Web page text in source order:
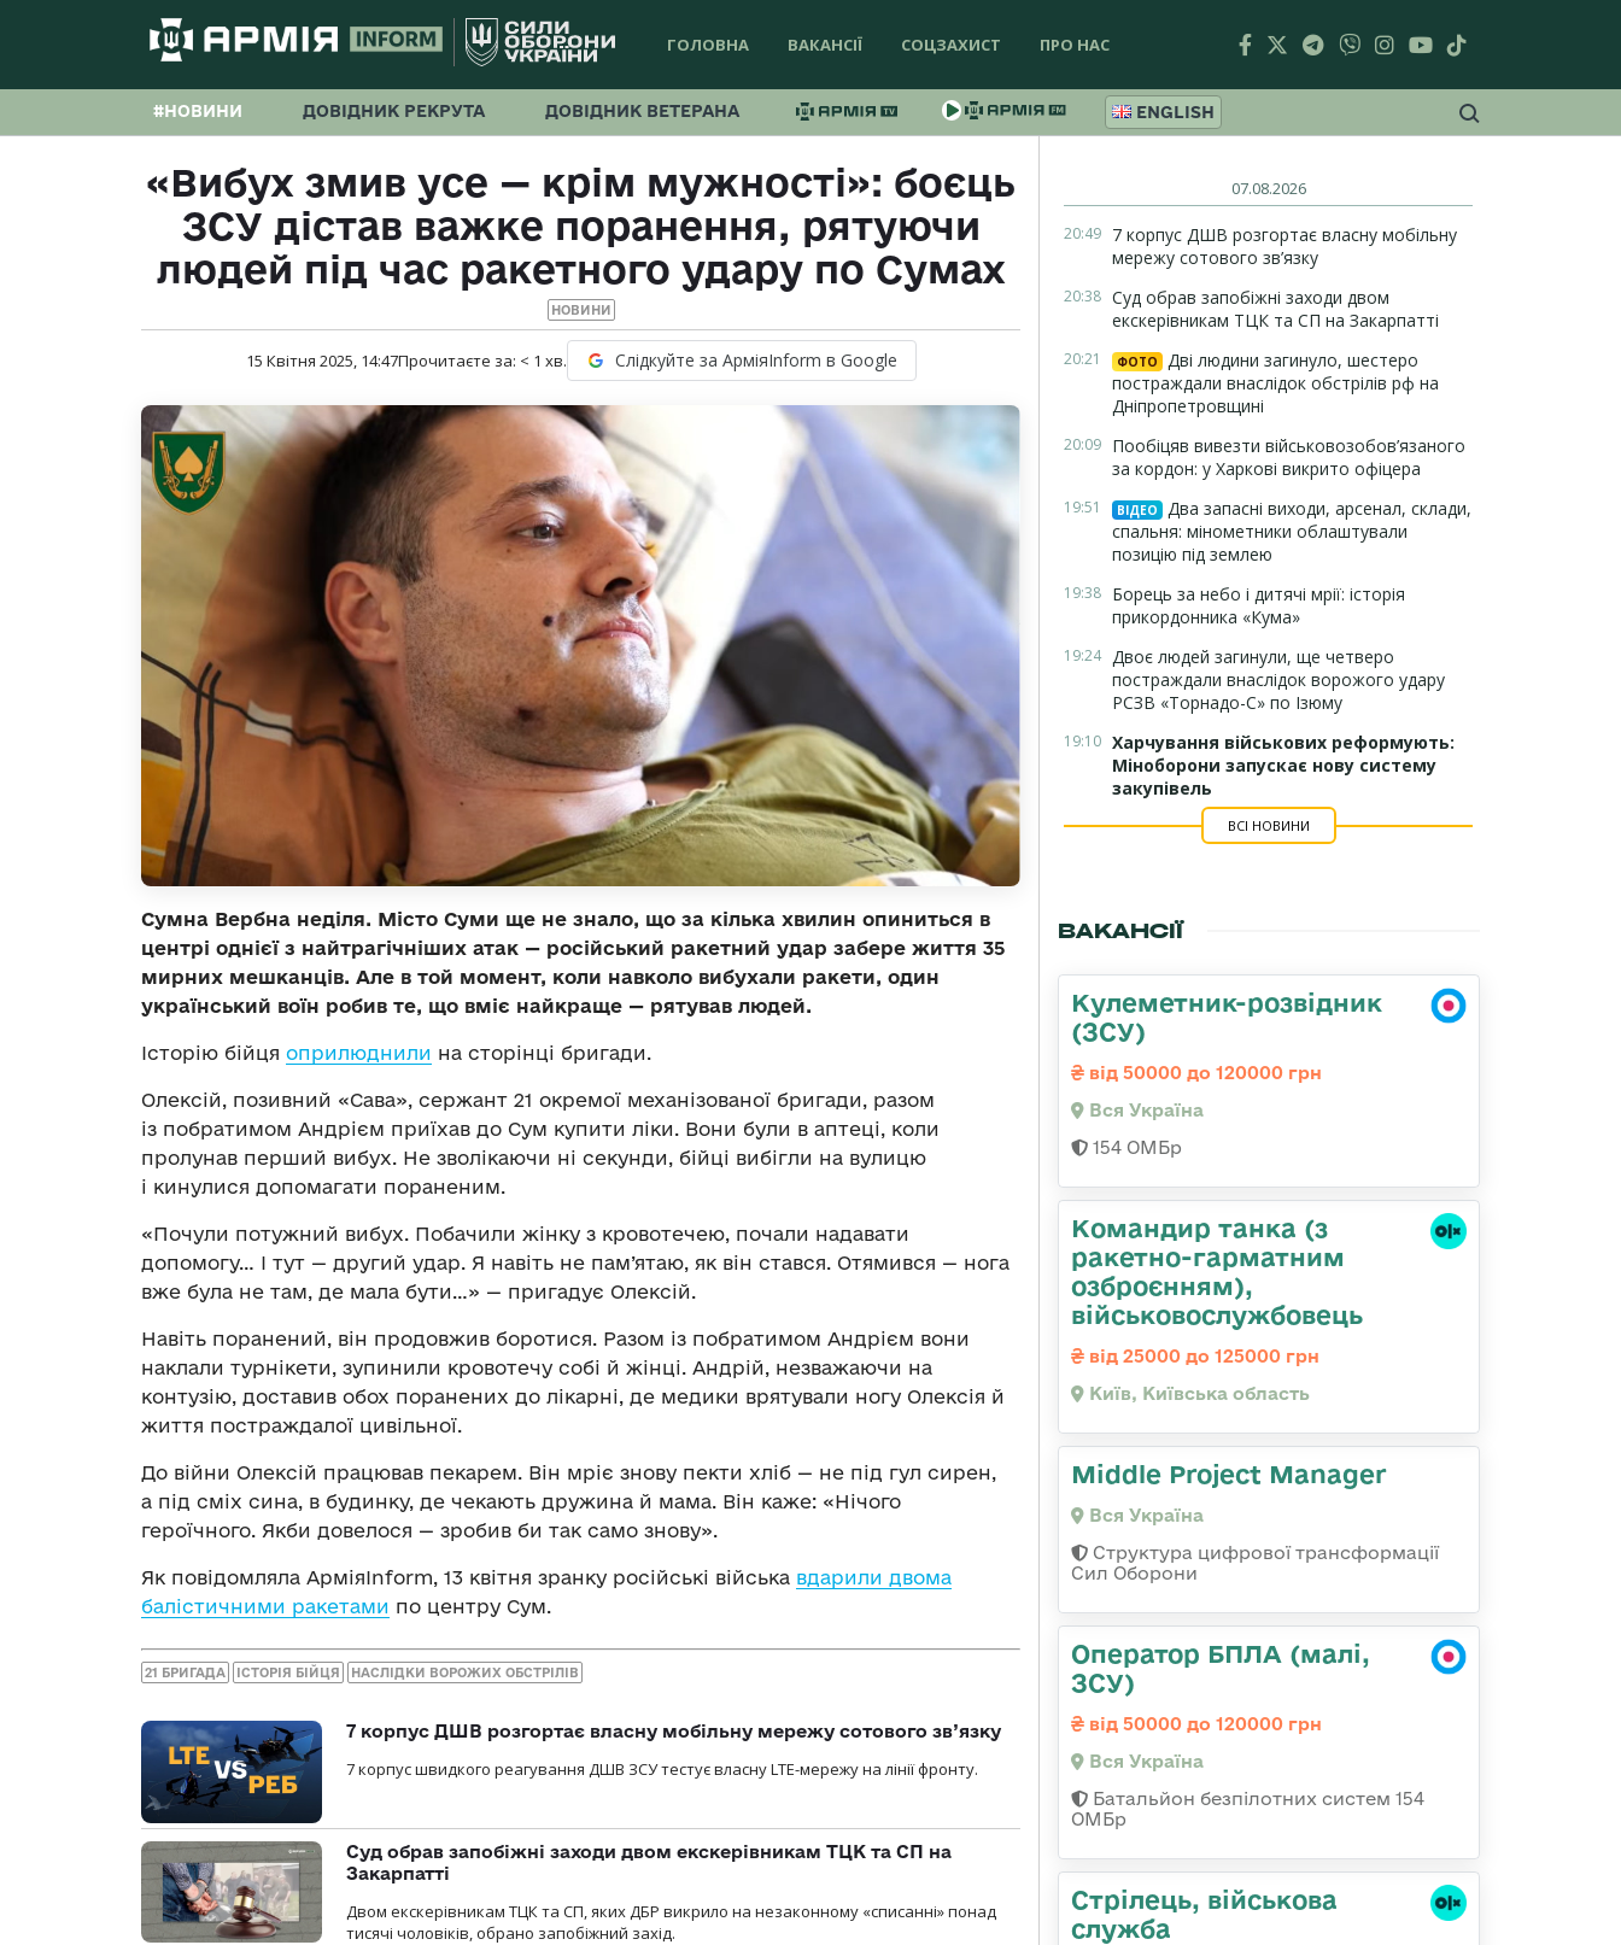
ГОЛОВНА ВАКАНСІЇ СОЦЗАХИСТ ПРО НАС
#НОВИНИ ДОВІДНИК РЕКРУТА ДОВІДНИК ВЕТЕРАНА ENGLISH
«Вибух змив усе — крім мужності»: боєць
ЗСУ дістав важке поранення, рятуючи
людей під час ракетного удару по Сумах
НОВИНИ
15 Квітня 2025, 14:47Прочитаєте за: < 1 хв. Слідкуйте за АрміяInform в Google
Сумна Вербна неділя. Місто Суми ще не знало, що за кілька хвилин опиниться в
центрі однієї з найтрагічніших атак — російський ракетний удар забере життя 35
мирних мешканців. Але в той момент, коли навколо вибухали ракети, один
український воїн робив те, що вміє найкраще — рятував людей.
Історію бійця оприлюднили на сторінці бригади.
Олексій, позивний «Сава», сержант 21 окремої механізованої бригади, разом
із побратимом Андрієм приїхав до Сум купити ліки. Вони були в аптеці, коли
пролунав перший вибух. Не зволікаючи ні секунди, бійці вибігли на вулицю
і кинулися допомагати пораненим.
«Почули потужний вибух. Побачили жінку з кровотечею, почали надавати
допомогу… І тут — другий удар. Я навіть не пам’ятаю, як він стався. Отямився — нога
вже була не там, де мала бути…» — пригадує Олексій.
Навіть поранений, він продовжив боротися. Разом із побратимом Андрієм вони
наклали турнікети, зупинили кровотечу собі й жінці. Андрій, незважаючи на
контузію, доставив обох поранених до лікарні, де медики врятували ногу Олексія й
життя постраждалої цивільної.
До війни Олексій працював пекарем. Він мріє знову пекти хліб — не під гул сирен,
а під сміх сина, в будинку, де чекають дружина й мама. Він каже: «Нічого
героїчного. Якби довелося — зробив би так само знову».
Як повідомляла АрміяInform, 13 квітня зранку російські війська вдарили двома
балістичними ракетами по центру Сум.
21 БРИГАДА ІСТОРІЯ БІЙЦЯ НАСЛІДКИ ВОРОЖИХ ОБСТРІЛІВ
7 корпус ДШВ розгортає власну мобільну мережу сотового зв’язку
7 корпус швидкого реагування ДШВ ЗСУ тестує власну LTE-мережу на лінії фронту.
Суд обрав запобіжні заходи двом екскерівникам ТЦК та СП на
Закарпатті
Двом екскерівникам ТЦК та СП, яких ДБР викрило на незаконному «списанні» понад
тисячі чоловіків, обрано запобіжний захід.
07.08.2026
20:49 7 корпус ДШВ розгортає власну мобільну
мережу сотового зв’язку
20:38 Суд обрав запобіжні заходи двом
екскерівникам ТЦК та СП на Закарпатті
20:21 ФОТО
Дві людини загинуло, шестеро
постраждали внаслідок обстрілів рф на
Дніпропетровщині
20:09 Пообіцяв вивезти військовозобов’язаного
за кордон: у Харкові викрито офіцера
19:51 ВІДЕО
Два запасні виходи, арсенал, склади,
спальня: мінометники облаштували
позицію під землею
19:38 Борець за небо і дитячі мрії: історія
прикордонника «Кума»
19:24 Двоє людей загинули, ще четверо
постраждали внаслідок ворожого удару
РСЗВ «Торнадо-С» по Ізюму
19:10 Харчування військових реформують:
Міноборони запускає нову систему
закупівель
ВСІ НОВИНИ
ВАКАНСІЇ
Кулеметник-розвідник
(ЗСУ)
від 50000 до 120000 грн
Вся Україна
154 ОМБр
Командиp танка (з
pакетно-гарматним
озброєнням),
військовослужбовець
від 25000 до 125000 грн
Київ, Київська область
Middle Project Manager
Вся Україна
Структура цифрової трансформації
Сил Оборони
Оператор БПЛА (малі,
ЗСУ)
від 50000 до 120000 грн
Вся Україна
Батальйон безпілотних систем 154
ОМБр
Стрілець, військова
служба